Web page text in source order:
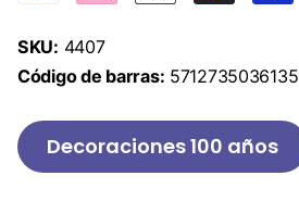
SKU: 4407
Código de barras: 5712735036135
Decoraciones 100 años